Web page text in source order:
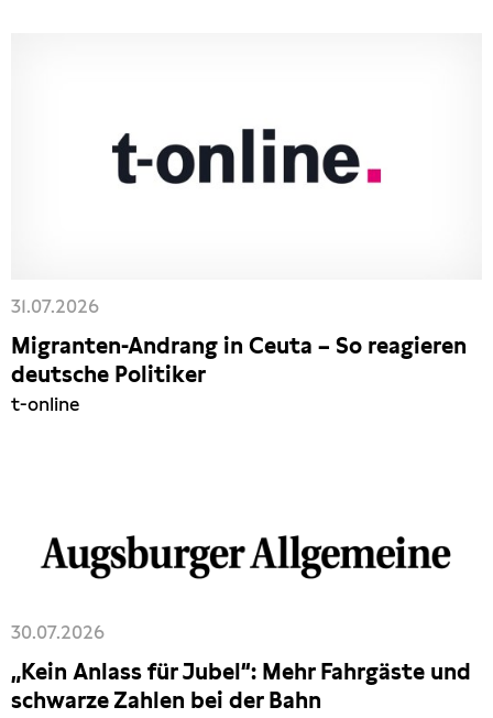
31.07.2026
Migranten-Andrang in Ceuta – So reagieren
deutsche Politiker
t-online
30.07.2026
„Kein Anlass für Jubel“: Mehr Fahrgäste und
schwarze Zahlen bei der Bahn